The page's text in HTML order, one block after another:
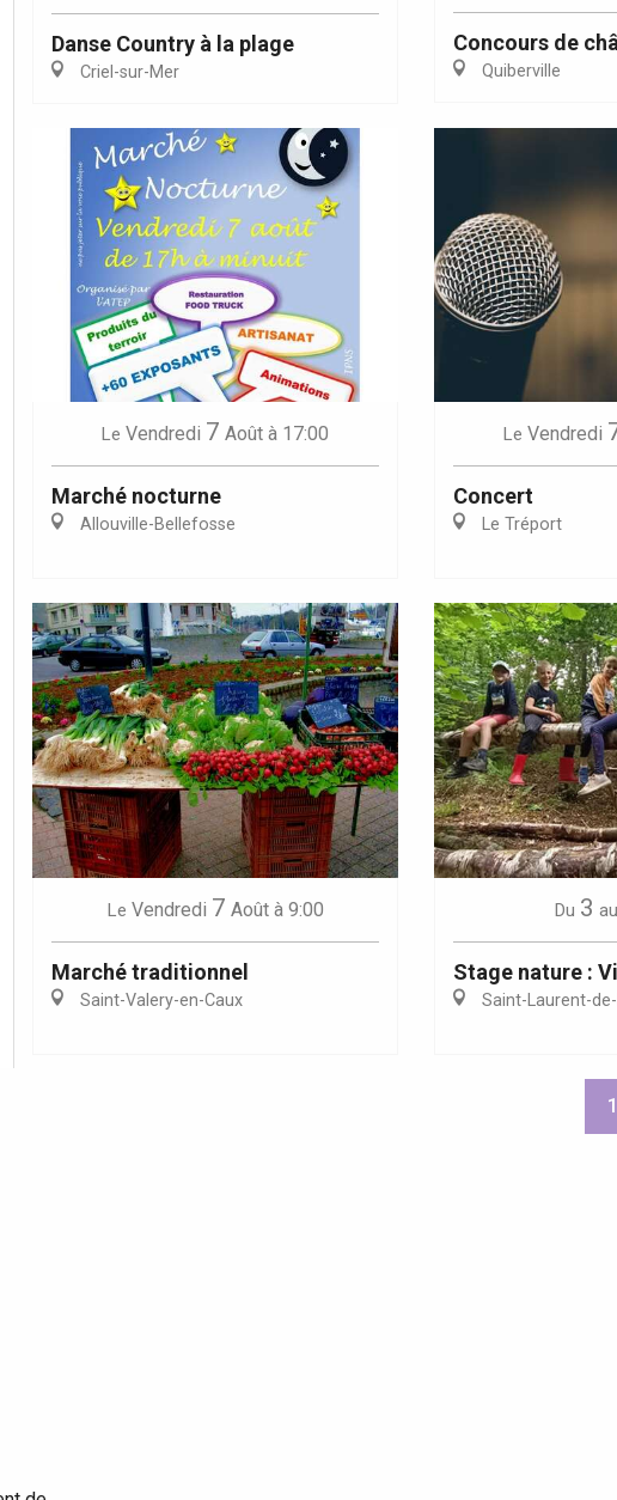
Danse Country à la plage
Criel-sur-Mer
Concours de
Quiberville
Le Vendredi 7 Août à 17:00
Marché nocturne
Allouville-Bellefosse
Le Vendredi
Concert
Le Tréport
Le Vendredi 7 Août à 9:00
Marché traditionnel
Saint-Valery-en-Caux
Du 3 au
Stage nature :
Saint-Laurent-
1